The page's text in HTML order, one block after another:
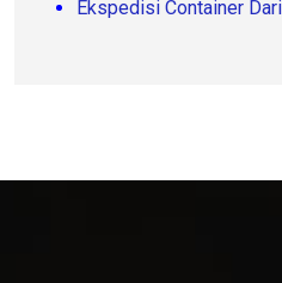
Ekspedisi Container